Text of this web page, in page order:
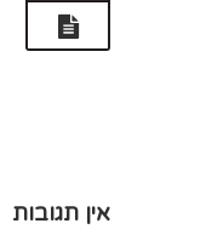
אין תגובות